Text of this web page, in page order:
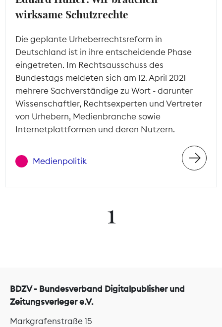
wirksame Schutzrechte
Die geplante Urheberrechtsreform in
Deutschland ist in ihre entscheidende Phase
eingetreten. Im Rechtsausschuss des
Bundestags meldeten sich am 12. April 2021
mehrere Sachverständige zu Wort - darunter
Wissenschaftler, Rechtsexperten und Vertreter
von Urhebern, Medienbranche sowie
Internetplattformen und deren Nutzern.
Medienpolitik
1
BDZV - Bundesverband Digitalpublisher und
Zeitungsverleger e.V.
Markgrafenstraße 15